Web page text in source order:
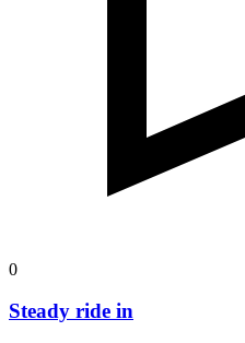
0
Steady ride in